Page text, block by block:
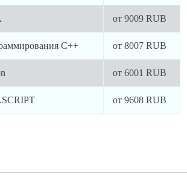
от 9009 RUB
C++ от 8007 RUB
от 6001 RUB
от 9608 RUB